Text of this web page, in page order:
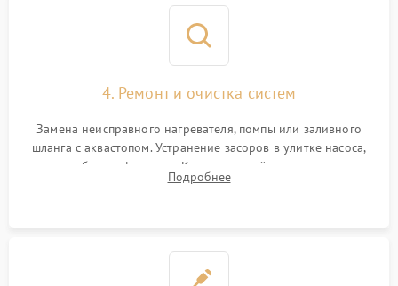
4. Ремонт и очистка систем
Замена неисправного нагревателя, помпы или заливного
шланга с аквастопом. Устранение засоров в улитке насоса,
патрубках и фильтрах. Компонентный ремонт платы
управления, восстановление поврежденной проводки.
Подробнее